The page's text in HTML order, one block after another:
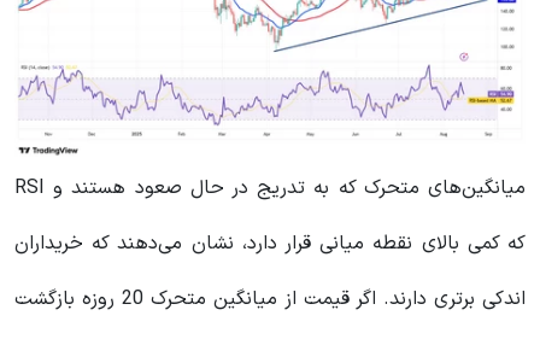
میانگین‌های متحرک که به تدریج در حال صعود هستند و RSI
که کمی بالای نقطه میانی قرار دارد، نشان می‌دهند که خریداران
اندکی برتری دارند. اگر قیمت از میانگین متحرک 20 روزه بازگشت